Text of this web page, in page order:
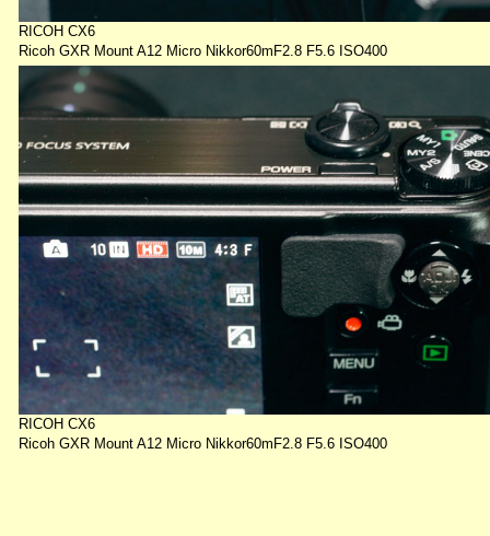
RICOH CX6
Ricoh GXR Mount A12 Micro Nikkor60mF2.8 F5.6 ISO400
RICOH CX6
Ricoh GXR Mount A12 Micro Nikkor60mF2.8 F5.6 ISO400